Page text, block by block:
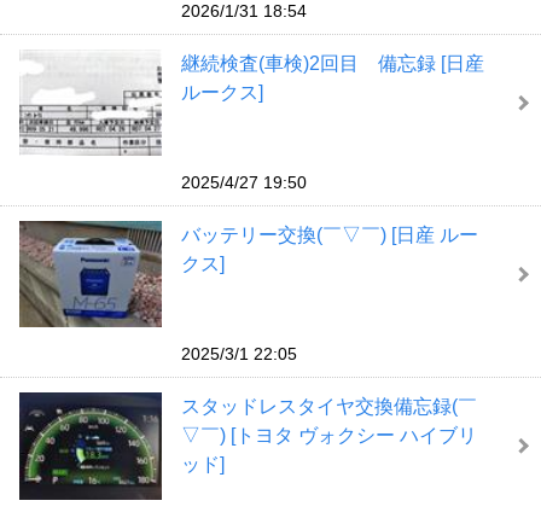
2026/1/31 18:54
継続検査(車検)2回目 備忘録 [日産
ルークス]
2025/4/27 19:50
バッテリー交換(￣▽￣) [日産 ルー
クス]
2025/3/1 22:05
スタッドレスタイヤ交換備忘録(￣
▽￣) [トヨタ ヴォクシー ハイブリ
ッド]